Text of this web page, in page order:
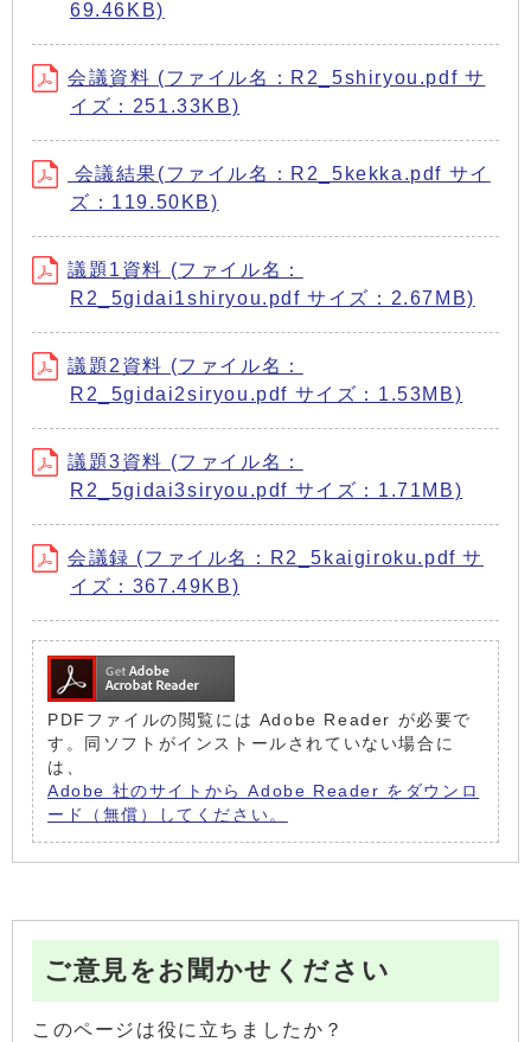
69.46KB)
会議資料 (ファイル名：R2_5shiryou.pdf サ
イズ：251.33KB)
会議結果(ファイル名：R2_5kekka.pdf サイ
ズ：119.50KB)
議題1資料 (ファイル名：
R2_5gidai1shiryou.pdf サイズ：2.67MB)
議題2資料 (ファイル名：
R2_5gidai2siryou.pdf サイズ：1.53MB)
議題3資料 (ファイル名：
R2_5gidai3siryou.pdf サイズ：1.71MB)
会議録 (ファイル名：R2_5kaigiroku.pdf サ
イズ：367.49KB)
PDFファイルの閲覧には Adobe Reader が必要で
す。同ソフトがインストールされていない場合に
は、
Adobe 社のサイトから Adobe Reader をダウンロ
ード（無償）してください。
ご意見をお聞かせください
このページは役に立ちましたか？